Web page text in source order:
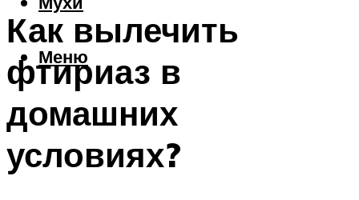
Меню
Как вылечить
фтириаз в
домашних
условиях?